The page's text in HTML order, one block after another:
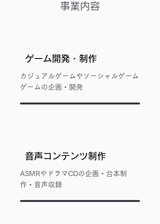
​事業内容
​ゲーム開発・制作
​カジュアルゲームやソーシャルゲーム
ゲームの企画・開発
​音声コンテンツ制作
ASMRやドラマCDの企画・台本制
作・音声収録